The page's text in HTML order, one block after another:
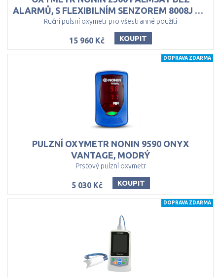
ALARMŮ, S FLEXIBILNÍM SENZOREM 8008J PRO KOJENCE
Ruční pulsní oxymetr pro všestranné použití
15 960 Kč KOUPIT
PULZNÍ OXYMETR NONIN 9590 ONYX
VANTAGE, MODRÝ
Prstový pulzní oxymetr
5 030 Kč KOUPIT
DOPRAVA ZDARMA
DOPRAVA ZDARMA